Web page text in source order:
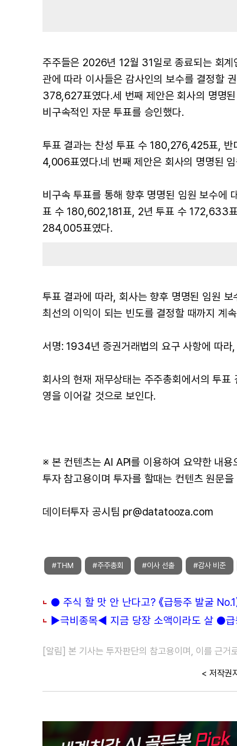
주주들은 2026년 12월 31일로 종료되는 회
관에 따라 이사들은 감사인의 보수를 결정할
378,627표였다.세 번째 제안은 회사의 명명
비구속적인 자문 투표를 승인했다.
투표 결과는 찬성 투표 수 180,276,425표,
4,006표였다.네 번째 제안은 회사의 명명된
비구속 투표를 통해 향후 명명된 임원 보수에
표 수 180,602,181표, 2년 투표 수 172,633
284,005표였다.
투표 결과에 따라, 회사는 향후 명명된 임원
최선의 이익이 되는 빈도를 결정할 때까지 계
서명: 1934년 증권거래법의 요구 사항에 따
회사의 현재 재무상태는 주주총회에서의 투
영을 이어갈 것으로 보인다.
※ 본 컨텐츠는 AI API를 이용하여 요약한 내
투자 참고용이며 투자를 할때는 컨텐츠 원문
데이터투자 공시팀 pr@datatooza.com
#THM #주주총회 #이사 선출 #감사 비준
● 주식 할 맛 안 난다고? 《급등주 발굴
▶극비종목◀ 지금 당장 소액이라도 살 ●
[알림] 본 기사는 투자판단의 참고용이며, 이를 근거
< 저작권